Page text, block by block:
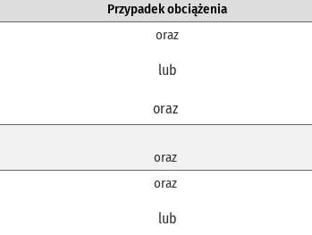
Przypadek obciążenia
oraz
lub
oraz
oraz
oraz
lub